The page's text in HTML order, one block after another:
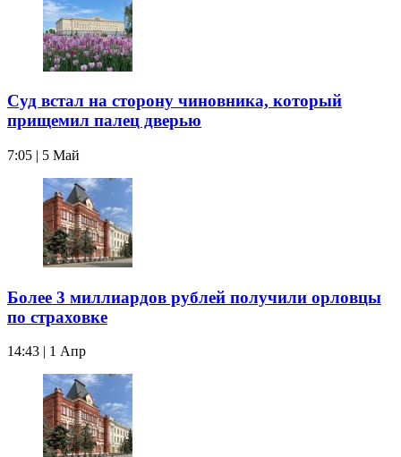
Суд встал на сторону чиновника, который
прищемил палец дверью
7:05 | 5 Май
Более 3 миллиардов рублей получили орловцы
по страховке
14:43 | 1 Апр